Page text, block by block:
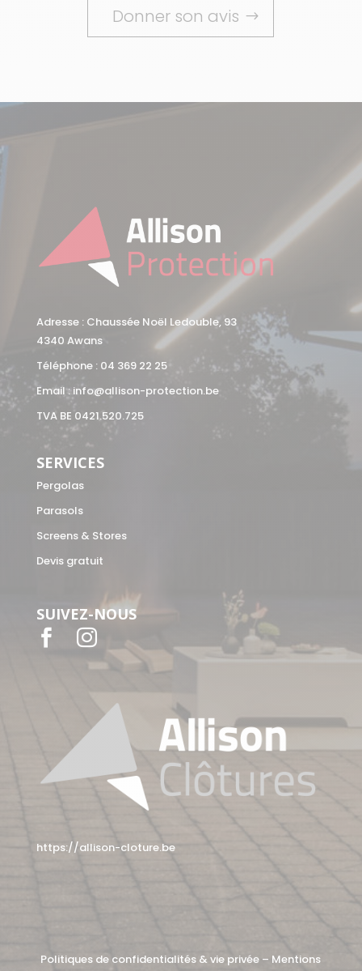
Donner son avis
Adresse : Chaussée Noël Ledouble, 93
4340 Awans
Téléphone : 04 369 22 25
Email : info@allison-protection.be
TVA BE 0421.520.725
SERVICES
Pergolas
Parasols
Screens & Stores
Devis gratuit
SUIVEZ-NOUS
 
https://allison-cloture.be
Politiques de confidentialités & vie privée – Mentions